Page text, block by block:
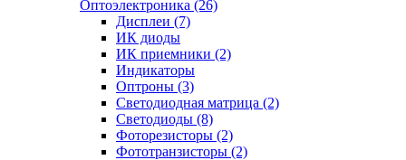
Оптоэлектроника (26)
Дисплеи (7)
ИК диоды
ИК приемники (2)
Индикаторы
Оптроны (3)
Светодиодная матрица (2)
Светодиоды (8)
Фоторезисторы (2)
Фототранзисторы (2)